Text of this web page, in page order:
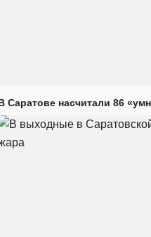
Саратове насчитали 86